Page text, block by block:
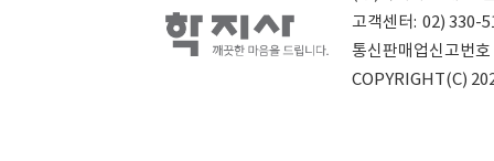
고객센터: 02) 330-
통신판매업신고번호
COPYRIGHT(C)